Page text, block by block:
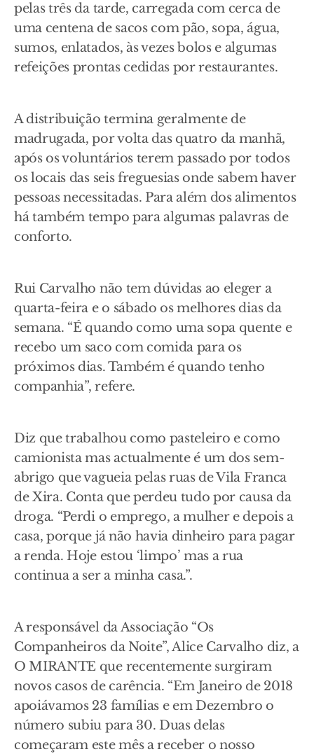
pelas três da tarde, carregada com cerca de
uma centena de sacos com pão, sopa, água,
sumos, enlatados, às vezes bolos e algumas
refeições prontas cedidas por restaurantes.
A distribuição termina geralmente de
madrugada, por volta das quatro da manhã,
após os voluntários terem passado por todos
os locais das seis freguesias onde sabem haver
pessoas necessitadas. Para além dos alimentos
há também tempo para algumas palavras de
conforto.
Rui Carvalho não tem dúvidas ao eleger a
quarta-feira e o sábado os melhores dias da
semana. “É quando como uma sopa quente e
recebo um saco com comida para os
próximos dias. Também é quando tenho
companhia”, refere.
Diz que trabalhou como pasteleiro e como
camionista mas actualmente é um dos sem-
abrigo que vagueia pelas ruas de Vila Franca
de Xira. Conta que perdeu tudo por causa da
droga. “Perdi o emprego, a mulher e depois a
casa, porque já não havia dinheiro para pagar
a renda. Hoje estou ‘limpo’ mas a rua
continua a ser a minha casa.”.
A responsável da Associação “Os
Companheiros da Noite”, Alice Carvalho diz, a
O MIRANTE que recentemente surgiram
novos casos de carência. “Em Janeiro de 2018
apoiávamos 23 famílias e em Dezembro o
número subiu para 30. Duas delas
começaram este mês a receber o nosso